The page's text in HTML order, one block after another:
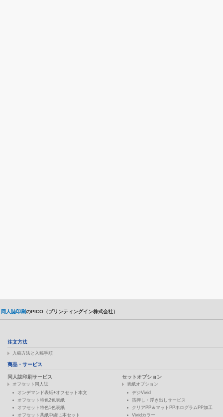
同人誌印刷のPICO（プリンティングイン株式会社）
注文方法
入稿方法と入稿手順
商品・サービス
同人誌印刷サービス
オフセット同人誌
オンデマンド表紙+オフセット本文
オフセット特色2色表紙
オフセット特色1色表紙
オフセット共紙中綴じ本セット
セットオプション
表紙オプション
デジVivid
箔押し・浮き出しサービス
クリアPP＆マットPPホログラムPP加工
Vividカラー